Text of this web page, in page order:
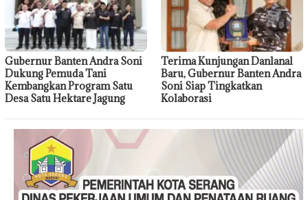
Gubernur Banten Andra Soni
Dukung Pemuda Tani
Kembangkan Program Satu
Desa Satu Hektare Jagung
Terima Kunjungan Danlanal
Baru, Gubernur Banten Andra
Soni Siap Tingkatkan
Kolaborasi